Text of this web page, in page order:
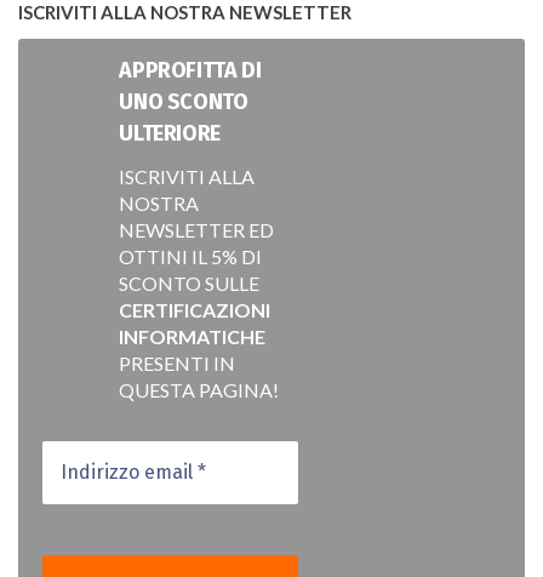
ISCRIVITI ALLA NOSTRA NEWSLETTER
APPROFITTA DI
UNO SCONTO
ULTERIORE
ISCRIVITI ALLA
NOSTRA
NEWSLETTER ED
OTTINI IL 5% DI
SCONTO SULLE
CERTIFICAZIONI
INFORMATICHE
PRESENTI IN
QUESTA PAGINA!